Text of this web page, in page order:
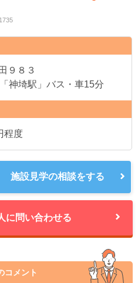
９８３
神埼駅」バス・車15分
程度
施設見学の相談をする
に問い合わせる
コメント